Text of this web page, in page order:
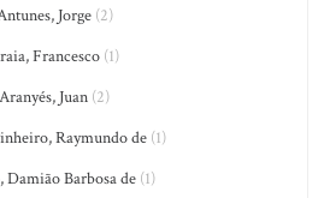
Jorge(2)
Francesco (1)
Aranyés, Juan (2)
Raymundo de (1)
Damião Barbosa de(1)